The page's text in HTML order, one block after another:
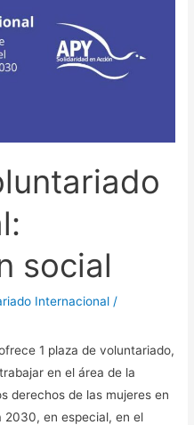
social
Internacional /
1 plaza de voluntariado,
en el área de la
derechos de las mujeres en
2030, en especial, en el